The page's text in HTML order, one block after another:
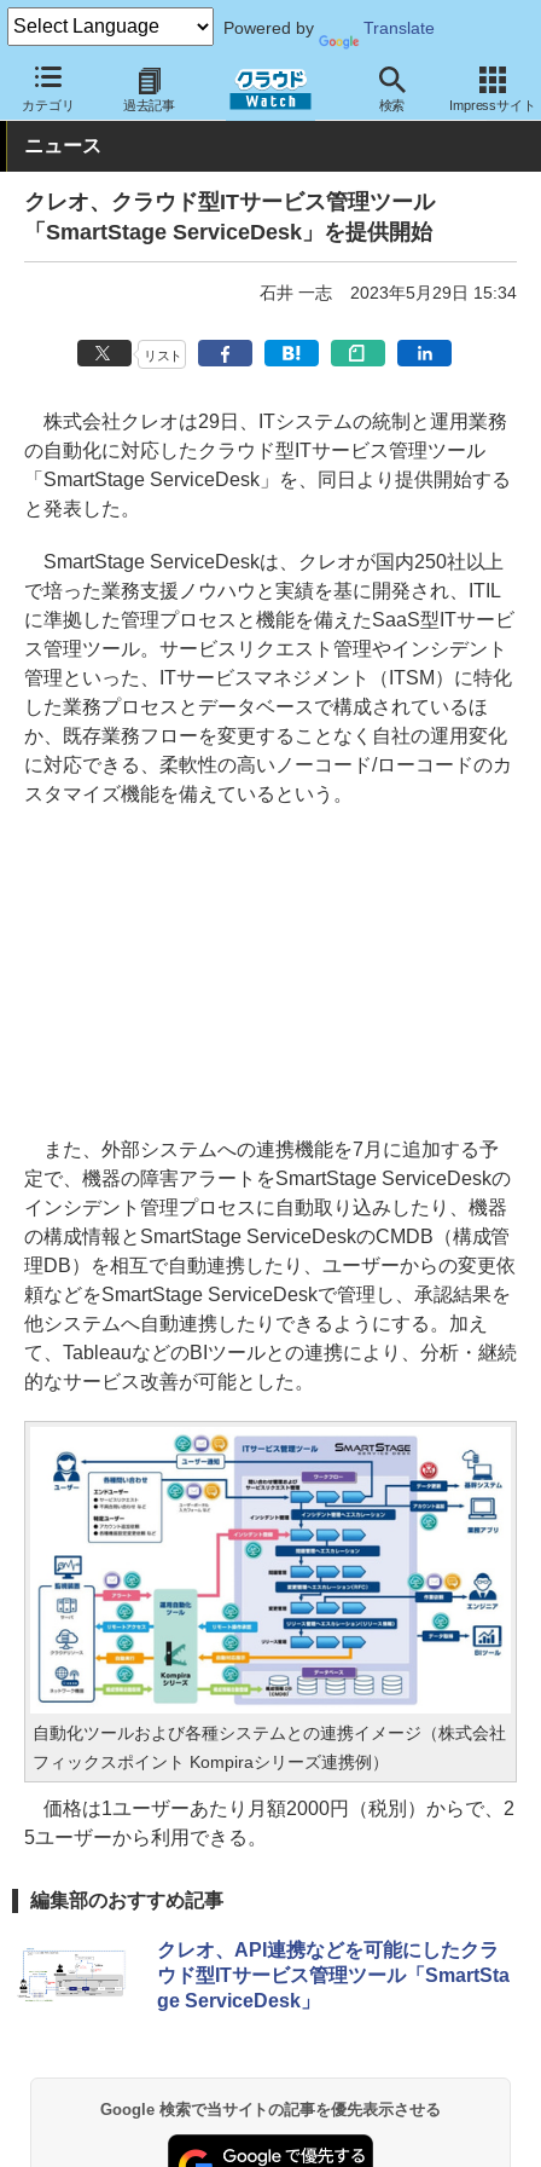
Powered by Translate
カテゴリ 過去記事 検索 Impressサイト
クラウド Watch サービス・ソフト サービス 業務関連
ニュース
クレオ、クラウド型ITサービス管理ツール
「SmartStage ServiceDesk」を提供開始
石井 一志 2023年5月29日 15:34
リスト
株式会社クレオは29日、ITシステムの統制と運用業務
の自動化に対応したクラウド型ITサービス管理ツール
「SmartStage ServiceDesk」を、同日より提供開始する
と発表した。
SmartStage ServiceDeskは、クレオが国内250社以上
で培った業務支援ノウハウと実績を基に開発され、ITIL
に準拠した管理プロセスと機能を備えたSaaS型ITサービ
ス管理ツール。サービスリクエスト管理やインシデント
管理といった、ITサービスマネジメント（ITSM）に特化
した業務プロセスとデータベースで構成されているほ
か、既存業務フローを変更することなく自社の運用変化
に対応できる、柔軟性の高いノーコード/ローコードのカ
スタマイズ機能を備えているという。
また、外部システムへの連携機能を7月に追加する予
定で、機器の障害アラートをSmartStage ServiceDeskの
インシデント管理プロセスに自動取り込みしたり、機器
の構成情報とSmartStage ServiceDeskのCMDB（構成管
理DB）を相互で自動連携したり、ユーザーからの変更依
頼などをSmartStage ServiceDeskで管理し、承認結果を
他システムへ自動連携したりできるようにする。加え
て、TableauなどのBIツールとの連携により、分析・継続
的なサービス改善が可能とした。
自動化ツールおよび各種システムとの連携イメージ（株式会社
フィックスポイント Kompiraシリーズ連携例）
価格は1ユーザーあたり月額2000円（税別）からで、2
5ユーザーから利用できる。
編集部のおすすめ記事
クレオ、API連携などを可能にしたクラ
ウド型ITサービス管理ツール「SmartSta
ge ServiceDesk」
Google 検索で当サイトの記事を優先表示させる